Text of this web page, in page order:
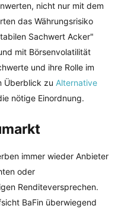
nicht nur mit dem
das Währungsrisiko
Sachwert Acker"
mit Börsenvolatilität
und ihre Rolle im
Überblick zu Alternative
nötige Einordnung.
immer wieder Anbieter
oder
Renditeversprechen.
BaFin überwiegend